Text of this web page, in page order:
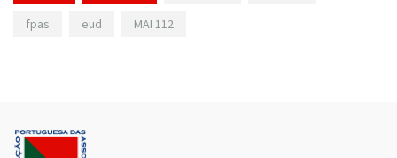
fpas eud MAI 112